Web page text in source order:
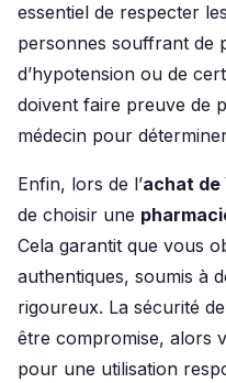
essentiel de respecter
personnes souffrant de
d’hypotension ou de
doivent faire preuve de
médecin pour
Enfin, lors de l’achat de
de choisir une
Cela garantit que vous
authentiques, soumis à
rigoureux. La sécurité
être compromise, alors
pour une utilisation